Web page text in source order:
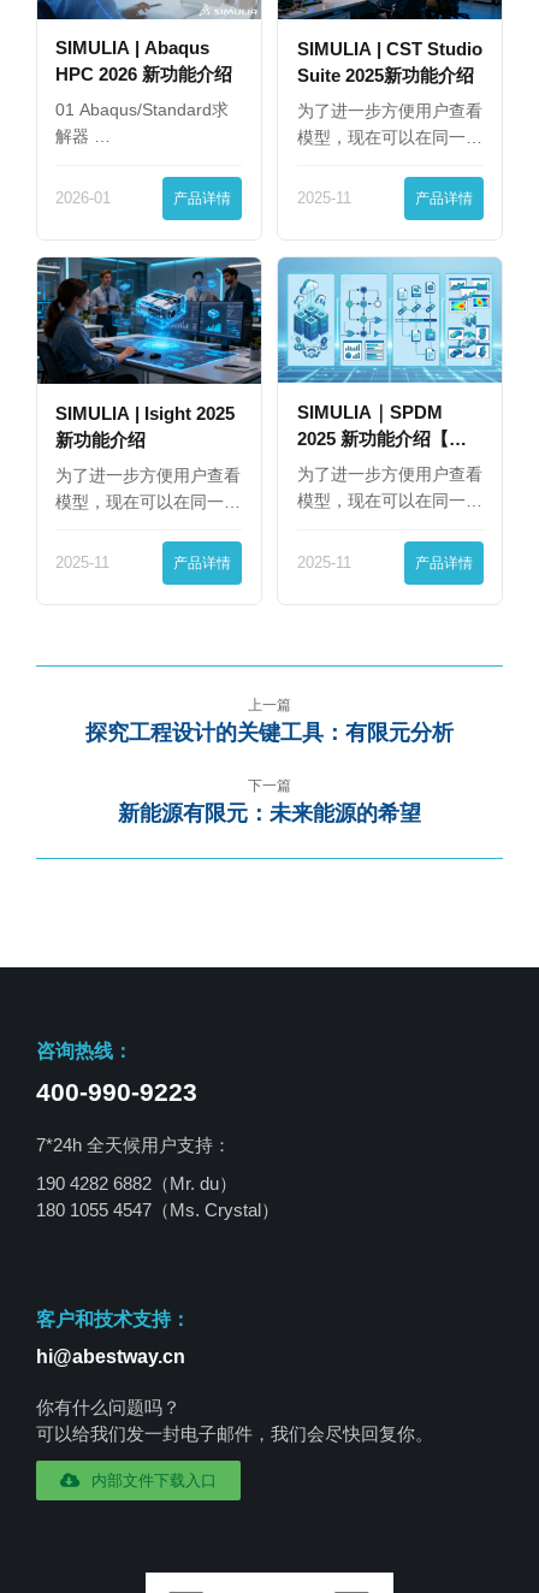
SIMULIA | Abaqus
HPC 2026 新功能介绍
01 Abaqus/Standard求
解器 …
2026-01 产品详情
SIMULIA | CST Studio
Suite 2025新功能介绍
为了进一步方便用户查看
模型，现在可以在同一
2025-11 产品详情
SIMULIA | Isight 2025
新功能介绍
为了进一步方便用户查看
模型，现在可以在同一
2025-11 产品详情
SIMULIA｜SPDM
2025 新功能介绍【下
篇】
为了进一步方便用户查看
模型，现在可以在同一
2025-11 产品详情
上一篇
探究工程设计的关键工具：有限元分析
下一篇
新能源有限元：未来能源的希望
咨询热线：
400-990-9223
7*24h 全天候用户支持：
190 4282 6882（Mr. du）
180 1055 4547 （Ms. Crystal）
客户和技术支持：
hi@abestway.cn
你有什么问题吗？
可以给我们发一封电子邮件，我们会尽快回复你。
内部文件下载入口